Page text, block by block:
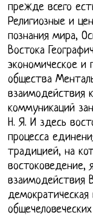
прежде всего
Религиозные и
познания мира,
Востока
экономическое и
общества
взаимодействия
коммуникаций
Н. Я. И здесь
процесса
традицией, на
востоковедение,
взаимодействия